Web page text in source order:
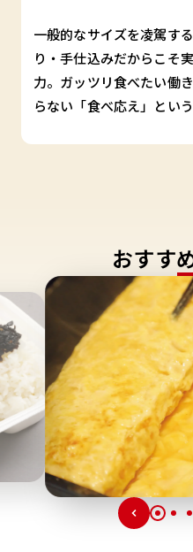
一般的なサイズを凌駕す
り・手仕込みだからこそ
力。ガッツリ食べたい働
らない「食べ応え」とい
おすす